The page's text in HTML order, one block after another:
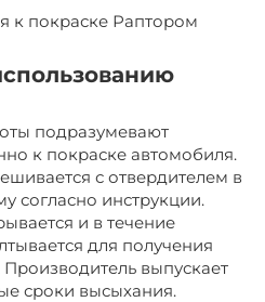
к покраске Раптором
подразумевают
к покраске автомобиля.
с отвердителем в
согласно инструкции.
и в течение
для получения
выпускает
сроки высыхания.